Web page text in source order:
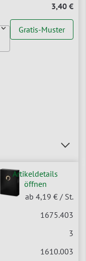
3,40 €
Gratis-Muster
Artikeldetails
öffnen
ab 4,19 € / St.
1675.403
3
1610.003